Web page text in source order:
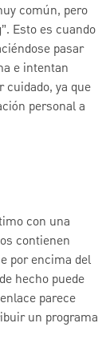
común, pero
Esto es cuando
pasar
e intentan
cuidado, ya que
personal a
con una
contienen
por encima del
hecho puede
parece
un programa